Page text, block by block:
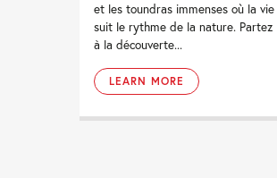
et les toundras immenses où la vie
suit le rythme de la nature. Partez
à la découverte...
LEARN MORE